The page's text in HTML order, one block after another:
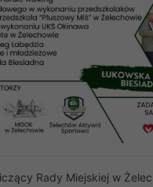
Rady Miejskiej w